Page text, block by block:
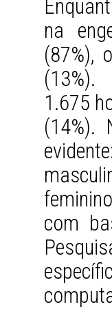
na
(87%),
1.675
(14%).
com